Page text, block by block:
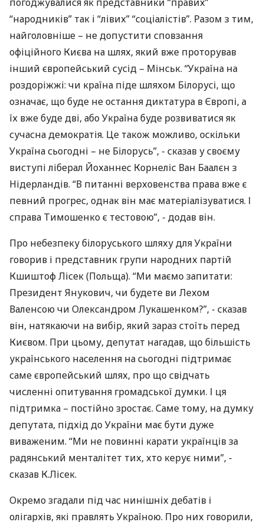
“народників” так і “лівих” “соціалістів”. Разом з тим,
найголовніше – не допустити сповзання
офіційного Києва на шлях, який вже проторував
інший європейський сусід – Мінськ. “Україна на
роздоріжжі: чи країна піде шляхом Білорусі, що
означає, що буде не остання диктатура в Європі, а
їх вже буде дві, або Україна буде розвиватися як
сучасна демократія. Це також можливо, оскільки
Україна сьогодні – не Білорусь”, - сказав у своєму
виступі ліберал Йоханнес Корнеліс Ван Баалєн з
Нідерландів. “В питанні верховенства права вже є
певний прогрес, однак він має матеріалізуватися. І
справа Тимошенко є тестовою”, - додав він.
Про небезпеку білоруського шляху для України
говорив і представник групи народних партій
Кшиштоф Лісек (Польща). “Ми маємо запитати:
Президент Янукович, чи будете ви Лехом
Валенсою чи Олександром Лукашенком?”, - сказав
він, натякаючи на вибір, який зараз стоїть перед
Києвом. При цьому, депутат нагадав, що більшість
українського населення на сьогодні підтримає
саме європейський шлях, про що свідчать
численні опитування громадської думки. І ця
підтримка – постійно зростає. Саме тому, на думку
депутата, підхід до України має бути дуже
виваженим. “Ми не повинні карати українців за
радянський менталітет тих, хто керує ними”, -
сказав К.Лісек.
Окремо згадали під час нинішніх дебатів і
олігархів, які правлять Україною. Про них говорили,